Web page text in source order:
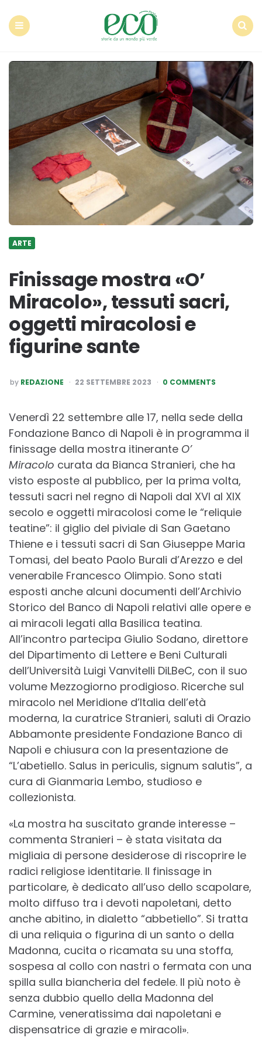
ARTE
Finissage mostra «O’
Miracolo», tessuti sacri,
oggetti miracolosi e
figurine sante
POSTED
BY
by REDAZIONE 22 SETTEMBRE 2023 0 COMMENTS
Venerdì 22 settembre alle 17, nella sede della
Fondazione Banco di Napoli è in programma il
finissage della mostra itinerante O’
Miracolo curata da Bianca Stranieri, che ha
visto esposte al pubblico, per la prima volta,
tessuti sacri nel regno di Napoli dal XVI al XIX
secolo e oggetti miracolosi come le “reliquie
teatine”: il giglio del piviale di San Gaetano
Thiene e i tessuti sacri di San Giuseppe Maria
Tomasi, del beato Paolo Burali d’Arezzo e del
venerabile Francesco Olimpio. Sono stati
esposti anche alcuni documenti dell’Archivio
Storico del Banco di Napoli relativi alle opere e
ai miracoli legati alla Basilica teatina.
All’incontro partecipa Giulio Sodano, direttore
del Dipartimento di Lettere e Beni Culturali
dell’Università Luigi Vanvitelli DiLBeC, con il suo
volume Mezzogiorno prodigioso. Ricerche sul
miracolo nel Meridione d’Italia dell’età
moderna, la curatrice Stranieri, saluti di Orazio
Abbamonte presidente Fondazione Banco di
Napoli e chiusura con la presentazione de
“L’abetiello. Salus in periculis, signum salutis”, a
cura di Gianmaria Lembo, studioso e
collezionista.
«La mostra ha suscitato grande interesse –
commenta Stranieri – è stata visitata da
migliaia di persone desiderose di riscoprire le
radici religiose identitarie. Il finissage in
particolare, è dedicato all’uso dello scapolare,
molto diffuso tra i devoti napoletani, detto
anche abitino, in dialetto “abbetiello”. Si tratta
di una reliquia o figurina di un santo o della
Madonna, cucita o ricamata su una stoffa,
sospesa al collo con nastri o fermata con una
spilla sulla biancheria del fedele. Il più noto è
senza dubbio quello della Madonna del
Carmine, veneratissima dai napoletani e
dispensatrice di grazie e miracoli».